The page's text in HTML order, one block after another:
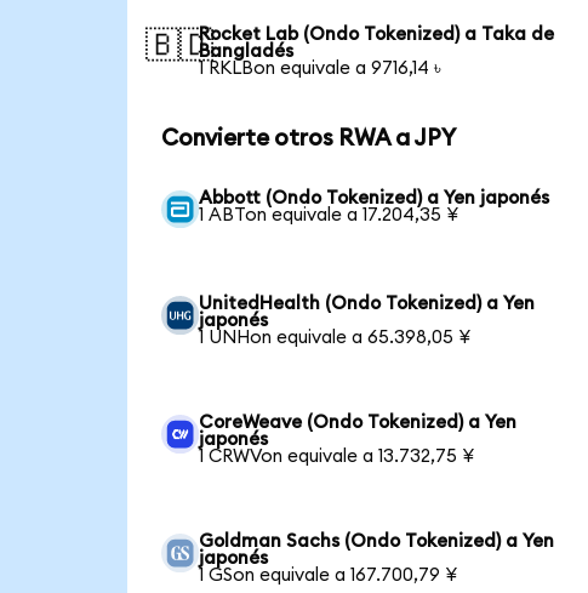
🇧🇩Rocket Lab (Ondo Tokenized) a Taka de
Bangladés
1 RKLBon equivale a 9716,14 ৳
Convierte otros RWA a JPY
Abbott (Ondo Tokenized) a Yen japonés
1 ABTon equivale a 17.204,35 ¥
UnitedHealth (Ondo Tokenized) a Yen
japonés
1 UNHon equivale a 65.398,05 ¥
CoreWeave (Ondo Tokenized) a Yen
japonés
1 CRWVon equivale a 13.732,75 ¥
Goldman Sachs (Ondo Tokenized) a Yen
japonés
1 GSon equivale a 167.700,79 ¥